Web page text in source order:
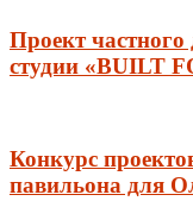
Проект
студии «BUILT
Конкурс
павильона для